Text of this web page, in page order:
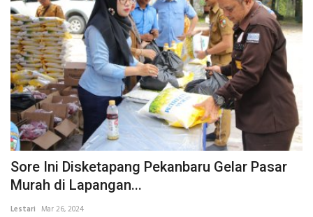
Sore Ini Disketapang Pekanbaru Gelar Pasar
Murah di Lapangan...
Lestari Mar 26, 2024